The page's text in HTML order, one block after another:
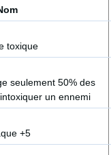
toxique
seulement 50% des
un ennemi
+5